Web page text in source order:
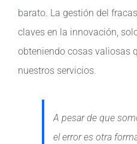
barato. La gestión del
claves en la innovación,
obteniendo cosas valiosas
nuestros servicios.
A pesar de que
el error es otra